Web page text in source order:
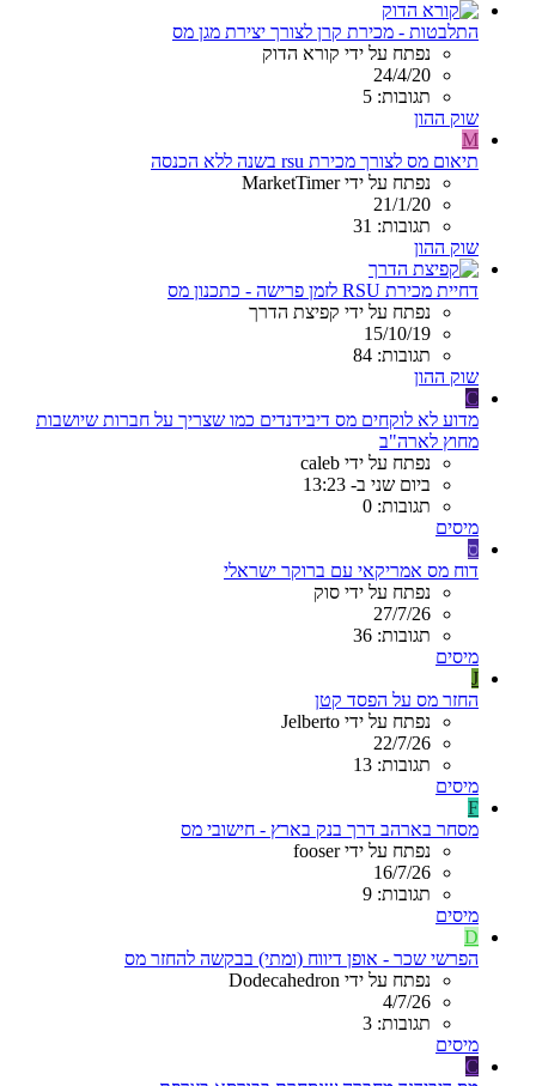
התלבטות - מכירת קרן לצורך יצירת מגן מס
נפתח על ידי קורא הדוק
24/4/20
תגובות: 5
שוק ההון
M
תיאום מס לצורך מכירת rsu בשנה ללא הכנסה
נפתח על ידי MarketTimer
21/1/20
תגובות: 31
שוק ההון
דחיית מכירת RSU לזמן פרישה - כתכנון מס
נפתח על ידי קפיצת הדרך
15/10/19
תגובות: 84
שוק ההון
C
מדוע לא לוקחים מס דיבידנדים כמו שצריך על חברות שיושבות
מחוץ לארה"ב
נפתח על ידי caleb
ביום שני ב- 13:23
תגובות: 0
מיסים
ס
דוח מס אמריקאי עם ברוקר ישראלי
נפתח על ידי סוק
27/7/26
תגובות: 36
מיסים
J
החזר מס על הפסד קטן
נפתח על ידי Jelberto
22/7/26
תגובות: 13
מיסים
F
מסחר בארהב דרך בנק בארץ - חישובי מס
נפתח על ידי fooser
16/7/26
תגובות: 9
מיסים
D
הפרשי שכר - אופן דיווח (ומתי) בבקשה להחזר מס
נפתח על ידי Dodecahedron
4/7/26
תגובות: 3
מיסים
C